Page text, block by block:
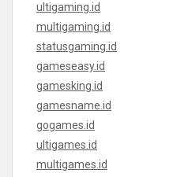
ultigaming.id
multigaming.id
statusgaming.id
gameseasy.id
gamesking.id
gamesname.id
gogames.id
ultigames.id
multigames.id